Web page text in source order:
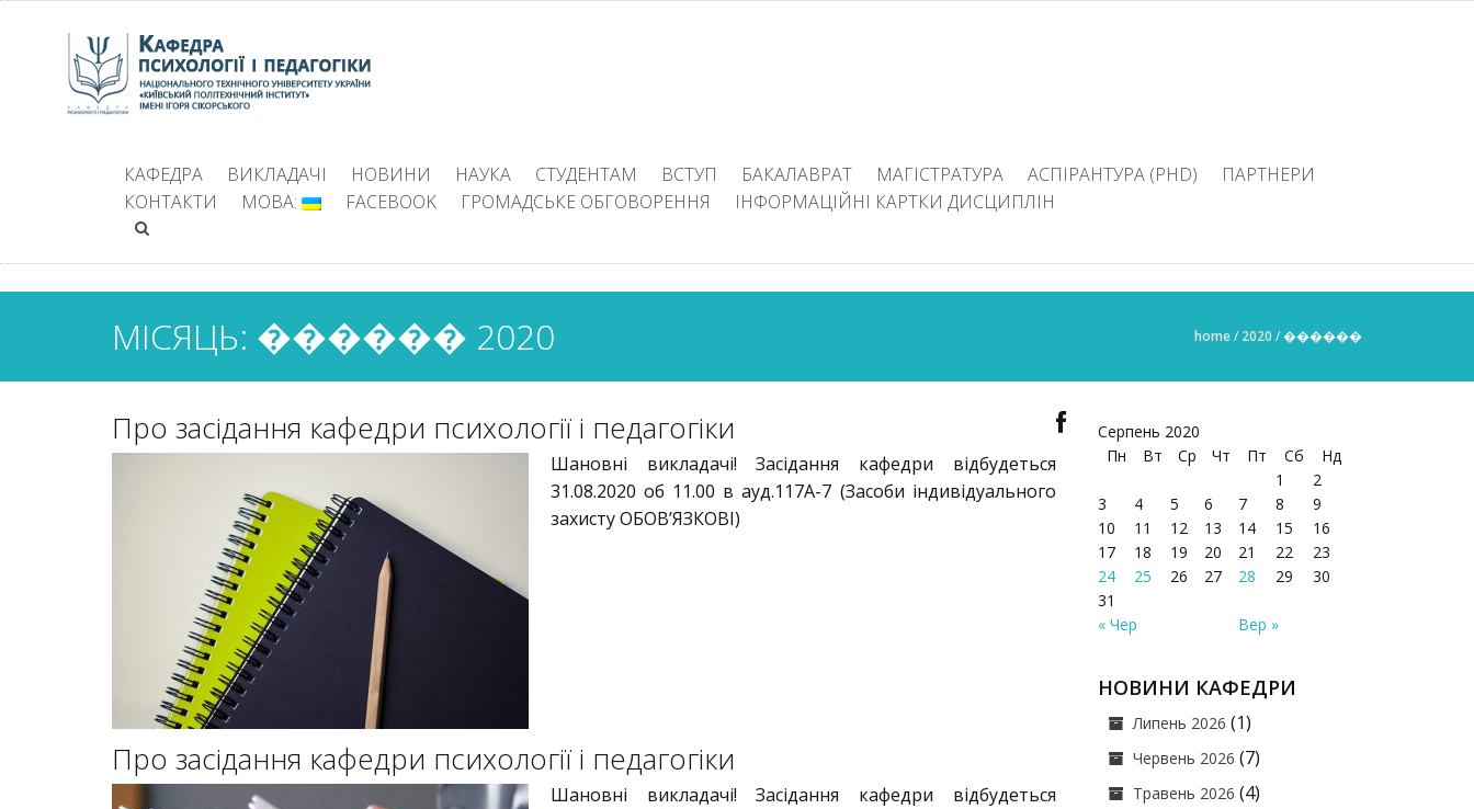
КАФЕДРА ВИКЛАДАЧІ НОВИНИ НАУКА СТУДЕНТАМ ВСТУП БАКАЛАВРАТ МАГІСТРАТУРА АСПІРАНТУРА (PHD)
ПАРТНЕРИ
КОНТАКТИ
МОВА: FACEBOOK ГРОМАДСЬКЕ ОБГОВОРЕННЯ ІНФОРМАЦІЙНІ КАРТКИ ДИСЦИПЛІН
МІСЯЦЬ: ������ 2020 home/ 2020 /������
Про засідання кафедри психології і педагогіки
Шановні викладачі! Засідання кафедри відбудеться
31.08.2020 об 11.00 в ауд.117А-7 (Засоби індивідуального
захисту ОБОВ’ЯЗКОВІ)
Про засідання кафедри психології і педагогіки
Шановні викладачі! Засідання кафедри відбудеться
Серпень 2020
Пн
Вт Ср Чт Пт Сб Нд
« Чер Вер »
1
2
3
4 5 6 7 8
9
10
11 12 13 14 15
16
17
18 19 20 21 22
23
24
25 26 27 28 29
30
31
НОВИНИ КАФЕДРИ
Липень 2026 (1)
Червень 2026 (7)
Травень 2026 (4)